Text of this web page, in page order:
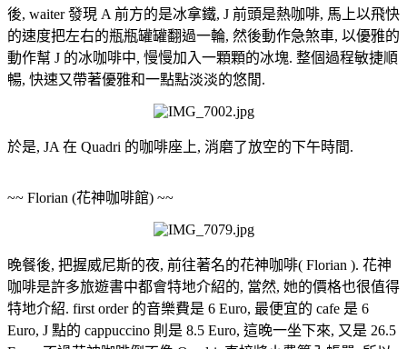
後, waiter 發現 A 前方的是冰拿鐵, J 前頭是熱咖啡, 馬上以飛快
的速度把左右的瓶瓶罐罐翻過一輪, 然後動作急煞車, 以優雅的
動作幫 J 的冰咖啡中, 慢慢加入一顆顆的冰塊. 整個過程敏捷順
暢, 快速又帶著優雅和一點點淡淡的悠閒.
於是, JA 在 Quadri 的咖啡座上, 消磨了放空的下午時間.
~~ Florian (花神咖啡館) ~~
晚餐後, 把握威尼斯的夜, 前往著名的花神咖啡( Florian ). 花神
咖啡是許多旅遊書中都會特地介紹的, 當然, 她的價格也很值得
特地介紹. first order 的音樂費是 6 Euro, 最便宜的 cafe 是 6
Euro, J 點的 cappuccino 則是 8.5 Euro, 這晚一坐下來, 又是 26.5